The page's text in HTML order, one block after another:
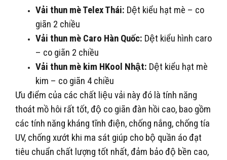
Vải thun mè Telex Thái: Dệt kiểu hạt mè – co
giãn 2 chiều
Vải thun mè Caro Hàn Quốc: Dệt kiểu hình caro
– co giãn 2 chiều
Vải thun mè kim HKool Nhật: Dệt kiểu hạt mè
kim – co giãn 4 chiều
Ưu điểm của các chất liệu vải này đó là tính năng
thoát mồ hôi rất tốt, độ co giãn đàn hồi cao, bao gồm
các tính năng kháng tĩnh điện, chống nắng, chống tía
UV, chống xướt khi ma sát giúp cho bộ quần áo đạt
tiêu chuẩn chất lượng tốt nhất, đảm bảo độ bền cao,